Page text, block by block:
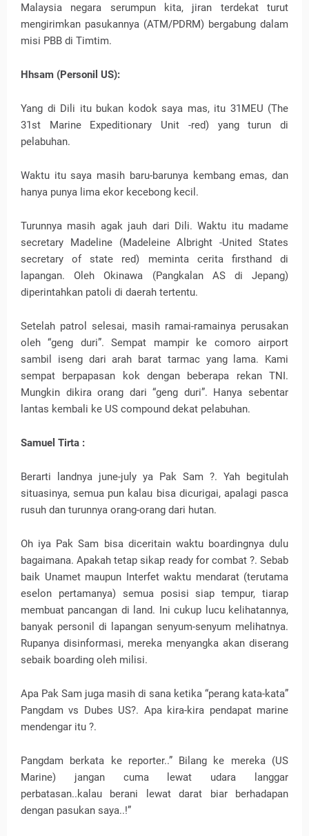
Malaysia negara serumpun kita, jiran terdekat turut
mengirimkan pasukannya (ATM/PDRM) bergabung dalam
misi PBB di Timtim.
Hhsam (Personil US):
Yang di Dili itu bukan kodok saya mas, itu 31MEU (The
31st Marine Expeditionary Unit -red) yang turun di
pelabuhan.
Waktu itu saya masih baru-barunya kembang emas, dan
hanya punya lima ekor kecebong kecil.
Turunnya masih agak jauh dari Dili. Waktu itu madame
secretary Madeline (Madeleine Albright -United States
secretary of state red) meminta cerita firsthand di
lapangan. Oleh Okinawa (Pangkalan AS di Jepang)
diperintahkan patoli di daerah tertentu.
Setelah patrol selesai, masih ramai-ramainya perusakan
oleh “geng duri”. Sempat mampir ke comoro airport
sambil iseng dari arah barat tarmac yang lama. Kami
sempat berpapasan kok dengan beberapa rekan TNI.
Mungkin dikira orang dari “geng duri”. Hanya sebentar
lantas kembali ke US compound dekat pelabuhan.
Samuel Tirta :
Berarti landnya june-july ya Pak Sam ?. Yah begitulah
situasinya, semua pun kalau bisa dicurigai, apalagi pasca
rusuh dan turunnya orang-orang dari hutan.
Oh iya Pak Sam bisa diceritain waktu boardingnya dulu
bagaimana. Apakah tetap sikap ready for combat ?. Sebab
baik Unamet maupun Interfet waktu mendarat (terutama
eselon pertamanya) semua posisi siap tempur, tiarap
membuat pancangan di land. Ini cukup lucu kelihatannya,
banyak personil di lapangan senyum-senyum melihatnya.
Rupanya disinformasi, mereka menyangka akan diserang
sebaik boarding oleh milisi.
Apa Pak Sam juga masih di sana ketika “perang kata-kata”
Pangdam vs Dubes US?. Apa kira-kira pendapat marine
mendengar itu ?.
Pangdam berkata ke reporter..” Bilang ke mereka (US
Marine) jangan cuma lewat udara langgar
perbatasan..kalau berani lewat darat biar berhadapan
dengan pasukan saya..!”